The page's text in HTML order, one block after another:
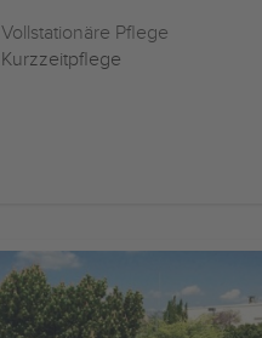
Vollstationäre Pflege
Kurzzeitpflege